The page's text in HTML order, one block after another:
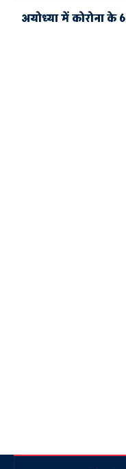
अयोध्या में कोरोना के